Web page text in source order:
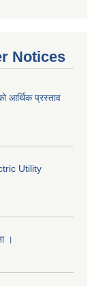
Notices
आर्थिक प्रस्ताव
Utility
।